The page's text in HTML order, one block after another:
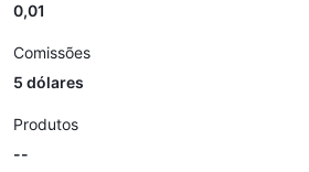
0,01
Comissões
5 dólares
Produtos
--